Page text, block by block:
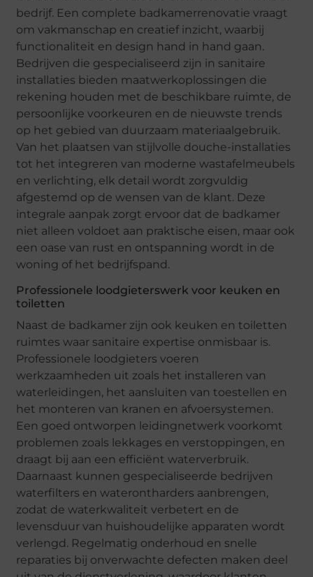
bedrijf. Een complete badkamerrenovatie vraagt
om vakmanschap en creatief inzicht, waarbij
functionaliteit en design hand in hand gaan.
Bedrijven die gespecialiseerd zijn in sanitaire
installaties bieden maatwerkoplossingen die
rekening houden met de beschikbare ruimte, de
persoonlijke voorkeuren en de nieuwste trends
op het gebied van duurzaam materiaalgebruik.
Van het plaatsen van stijlvolle douche-installaties
tot het integreren van moderne wastafelmeubels
en verlichting, elk detail wordt zorgvuldig
afgestemd op de wensen van de klant. Deze
integrale aanpak zorgt ervoor dat de badkamer
niet alleen voldoet aan praktische eisen, maar ook
een oase van rust en ontspanning wordt in de
woning of het bedrijfspand.
Professionele loodgieterswerk voor keuken en
toiletten
Naast de badkamer zijn ook keuken en toiletten
ruimtes waar sanitaire expertise onmisbaar is.
Professionele loodgieters voeren
werkzaamheden uit zoals het installeren van
waterleidingen, het aansluiten van toestellen en
het monteren van kranen en afvoersystemen.
Een goed ontworpen leidingnetwerk voorkomt
problemen zoals lekkages en verstoppingen, en
draagt bij aan een efficiënt waterverbruik.
Daarnaast kunnen gespecialiseerde bedrijven
waterfilters en waterontharders aanbrengen,
zodat de waterkwaliteit verbetert en de
levensduur van huishoudelijke apparaten wordt
verlengd. Regelmatig onderhoud en snelle
reparaties bij onverwachte defecten maken deel